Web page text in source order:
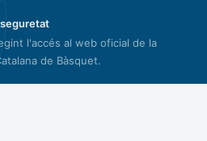
l'accés al web oficial de la
de Bàsquet.